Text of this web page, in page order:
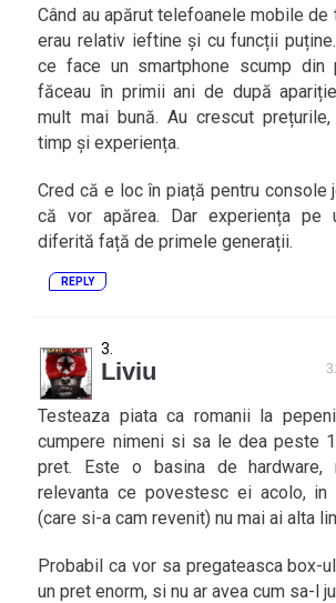
Când au apărut telefoanele mobile de
erau relativ ieftine și cu funcții
ce face un smartphone scump din
făceau în primii ani de după
mult mai bună. Au crescut
timp și experiența.
Cred că e loc în piață pentru console
că vor apărea. Dar experiența pe
diferită față de primele generații.
REPLY
Liviu
Testeaza piata ca romanii la
cumpere nimeni si sa le dea peste
pret. Este o basina de
relevanta ce povestesc ei acolo, in
(care si-a cam revenit) nu mai ai alta
Probabil ca vor sa pregateasca box-
un pret enorm, si nu ar avea cum sa-l